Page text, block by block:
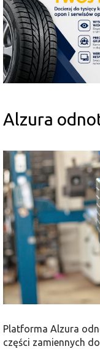
Alzura
Platforma Alzura
części zamiennych